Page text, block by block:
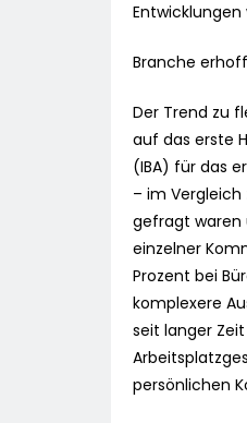
Branche
Der Trend zu
auf das erste
(IBA) für das
– im Vergleich
gefragt waren
einzelner
Prozent bei
komplexere
seit langer
persönlichen